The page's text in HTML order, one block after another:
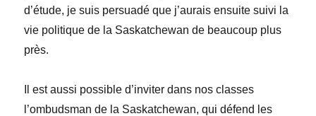
d’étude, je suis persuadé que j’aurais ensuite suivi la
vie politique de la Saskatchewan de beaucoup plus
près.
Il est aussi possible d’inviter dans nos classes
l’ombudsman de la Saskatchewan, qui défend les